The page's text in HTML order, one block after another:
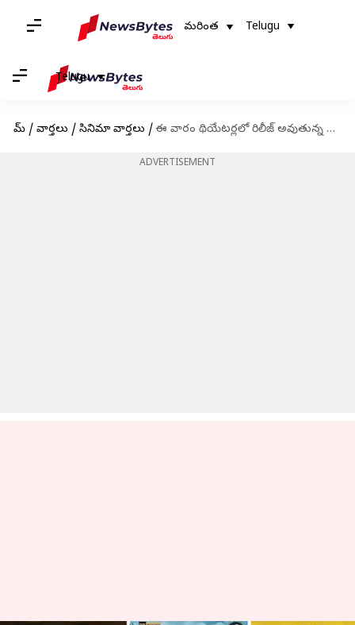
మరింత Telugu
Telugu
హోమ్ / వార్తలు / సినిమా వార్తలు / ఈ వారం థియేటర్లలో రిలీజ్ అవుతున్న సినిమాలు ఏంటంటే?
ADVERTISEMENT